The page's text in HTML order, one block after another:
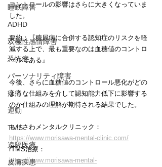
睡眠障害
ADHD
双極性感情障害
恐怖症
パーソナリティ障害
疼痛
運動
TMS
遠隔医療
皮膚疾患
コントロールの影響はさらに大きくなっていま
した。
要約：『糖尿病に合併する認知症のリスクを軽
減する上で、最も重要なのは血糖値のコントロ
ールである』
今後、さらに血糖値のコントロール悪化がどの
ような仕組みを介して認知能力低下に影響する
のか仕組みの理解が期待される結果でした。
もりさわメンタルクリニック：
https://www.morisawa-mental-clinic.com/
rTMS治療：
https://www.morisawa-mental-